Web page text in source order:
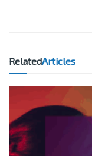
RelatedArticles